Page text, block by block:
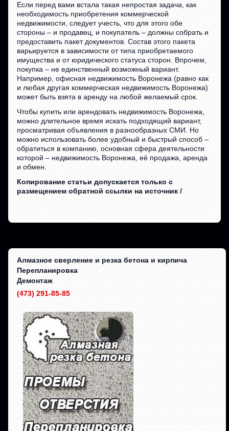
Если перед вами встала такая непростая задача, как
необходимость приобретения коммерческой
недвижимости, следует учесть, что для этого обе
стороны – и продавец, и покупатель – должны собрать и
предоставить пакет документов. Состав этого пакета
варьируется в зависимости от типа приобретаемого
имущества и от юридического статуса сторон. Впрочем,
покупка – не единственный возможный вариант.
Например, офисная недвижимость Воронежа (равно как
и любая другая коммерческая недвижимость Воронежа)
может быть взята в аренду на любой желаемый срок.
Чтобы купить или арендовать недвижимость Воронежа,
можно длительное время искать подходящий вариант,
просматривая объявления в разнообразных СМИ. Но
можно использовать более удобный и быстрый способ –
обратиться в компанию, основная сфера деятельности
которой – недвижимость Воронежа, её продажа, аренда
и обмен.
Копирование статьи допускается только с
размещением обратной ссылки на источник /
Алмазное сверление и резка бетона и кирпича
Перепланировка
Демонтаж
(473) 291-85-85